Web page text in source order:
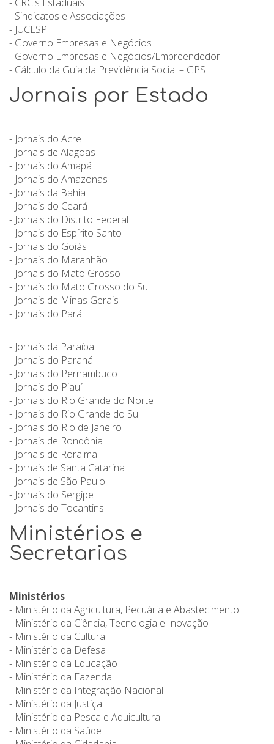
- Sindicatos e Associações
- JUCESP
- Governo Empresas e Negócios
- Governo Empresas e Negócios/Empreendedor
- Cálculo da Guia da Previdência Social – GPS
Jornais por Estado
- Jornais do Acre
- Jornais de Alagoas
- Jornais do Amapá
- Jornais do Amazonas
- Jornais da Bahia
- Jornais do Ceará
- Jornais do Distrito Federal
- Jornais do Espírito Santo
- Jornais do Goiás
- Jornais do Maranhão
- Jornais do Mato Grosso
- Jornais do Mato Grosso do Sul
- Jornais de Minas Gerais
- Jornais do Pará
- Jornais da Paraíba
- Jornais do Paraná
- Jornais do Pernambuco
- Jornais do Piauí
- Jornais do Rio Grande do Norte
- Jornais do Rio Grande do Sul
- Jornais do Rio de Janeiro
- Jornais de Rondônia
- Jornais de Roraima
- Jornais de Santa Catarina
- Jornais de São Paulo
- Jornais do Sergipe
- Jornais do Tocantins
Ministérios e
Secretarias
Ministérios
- Ministério da Agricultura, Pecuária e Abastecimento
- Ministério da Ciência, Tecnologia e Inovação
- Ministério da Cultura
- Ministério da Defesa
- Ministério da Educação
- Ministério da Fazenda
- Ministério da Integração Nacional
- Ministério da Justiça
- Ministério da Pesca e Aquicultura
- Ministério da Saúde